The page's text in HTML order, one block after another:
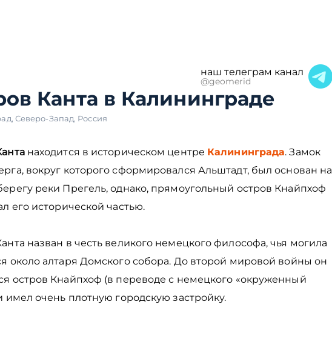
наш телеграм канал
@geomerid
Канта в Калининграде
, Северо-Запад, Россия
находится в историческом центре Калининграда. Замок
вокруг которого сформировался Альштадт, был основан на
реки Прегель, однако, прямоугольный остров Кнайпхоф
его исторической частью.
назван в честь великого немецкого философа, чья могила
около алтаря Домского собора. До второй мировой войны он
остров Кнайпхоф (в переводе с немецкого «окруженный
имел очень плотную городскую застройку.